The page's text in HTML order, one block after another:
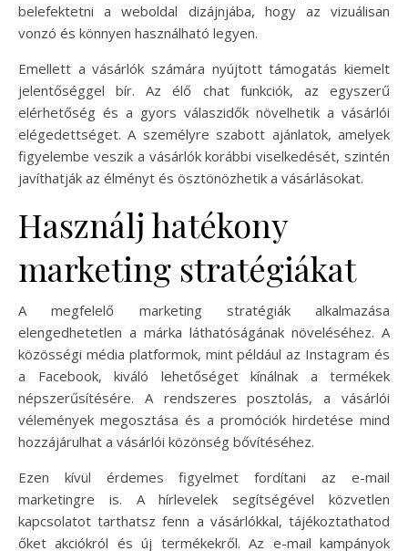
belefektetni a weboldal dizájnjába, hogy az vizuálisan
vonzó és könnyen használható legyen.
Emellett a vásárlók számára nyújtott támogatás kiemelt
jelentőséggel bír. Az élő chat funkciók, az egyszerű
elérhetőség és a gyors válaszidők növelhetik a vásárlói
elégedettséget. A személyre szabott ajánlatok, amelyek
figyelembe veszik a vásárlók korábbi viselkedését, szintén
javíthatják az élményt és ösztönözhetik a vásárlásokat.
Használj hatékony
marketing stratégiákat
A megfelelő marketing stratégiák alkalmazása
elengedhetetlen a márka láthatóságának növeléséhez. A
közösségi média platformok, mint például az Instagram és
a Facebook, kiváló lehetőséget kínálnak a termékek
népszerűsítésére. A rendszeres posztolás, a vásárlói
vélemények megosztása és a promóciók hirdetése mind
hozzájárulhat a vásárlói közönség bővítéséhez.
Ezen kívül érdemes figyelmet fordítani az e-mail
marketingre is. A hírlevelek segítségével közvetlen
kapcsolatot tarthatsz fenn a vásárlókkal, tájékoztathatod
őket akciókról és új termékekről. Az e-mail kampányok